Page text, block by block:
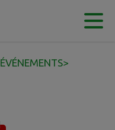
ÉVÉNEMENTS>